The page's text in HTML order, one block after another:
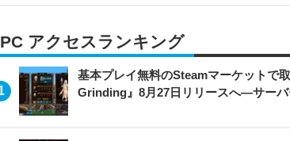
PC アクセスランキング
基本プレイ無料のSteamマーケットで
Grinding』8月27日リリースへ―サーバ